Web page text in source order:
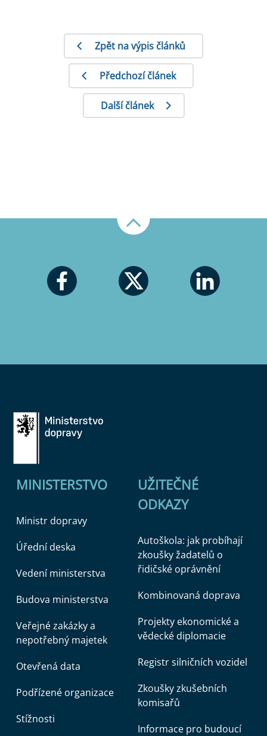
Zpět na výpis článků
Předchozí článek
Další článek
MINISTERSTVO
Ministr dopravy
Úřední deska
Vedení ministerstva
Budova ministerstva
Veřejné zakázky a
nepotřebný majetek
Otevřená data
Podřízené organizace
Stížnosti
UŽITEČNÉ
ODKAZY
Autoškola: jak probíhají
zkoušky žadatelů o
řidičské oprávnění
Kombinovaná doprava
Projekty ekonomické a
vědecké diplomacie
Registr silničních vozidel
Zkoušky zkušebních
komisařů
Informace pro budoucí